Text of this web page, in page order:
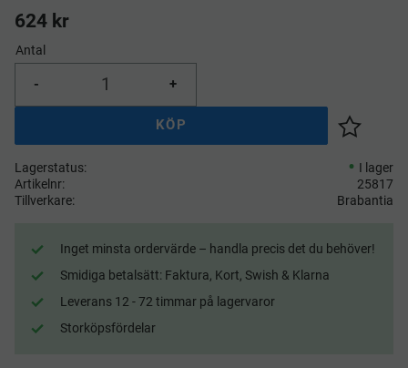
624 kr
Antal
+
-
KÖP
Lägg till
Lagerstatus
I lager
Artikelnr
25817
Tillverkare
Brabantia
Inget minsta ordervärde – handla precis det du behöver!
Smidiga betalsätt: Faktura, Kort, Swish & Klarna
Leverans 12 - 72 timmar på lagervaror
Storköpsfördelar